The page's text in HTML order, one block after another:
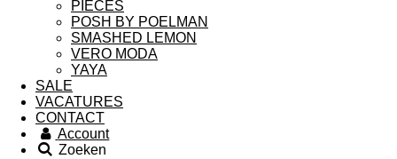
PIECES
POSH BY POELMAN
SMASHED LEMON
VERO MODA
YAYA
SALE
VACATURES
CONTACT
Account
Zoeken